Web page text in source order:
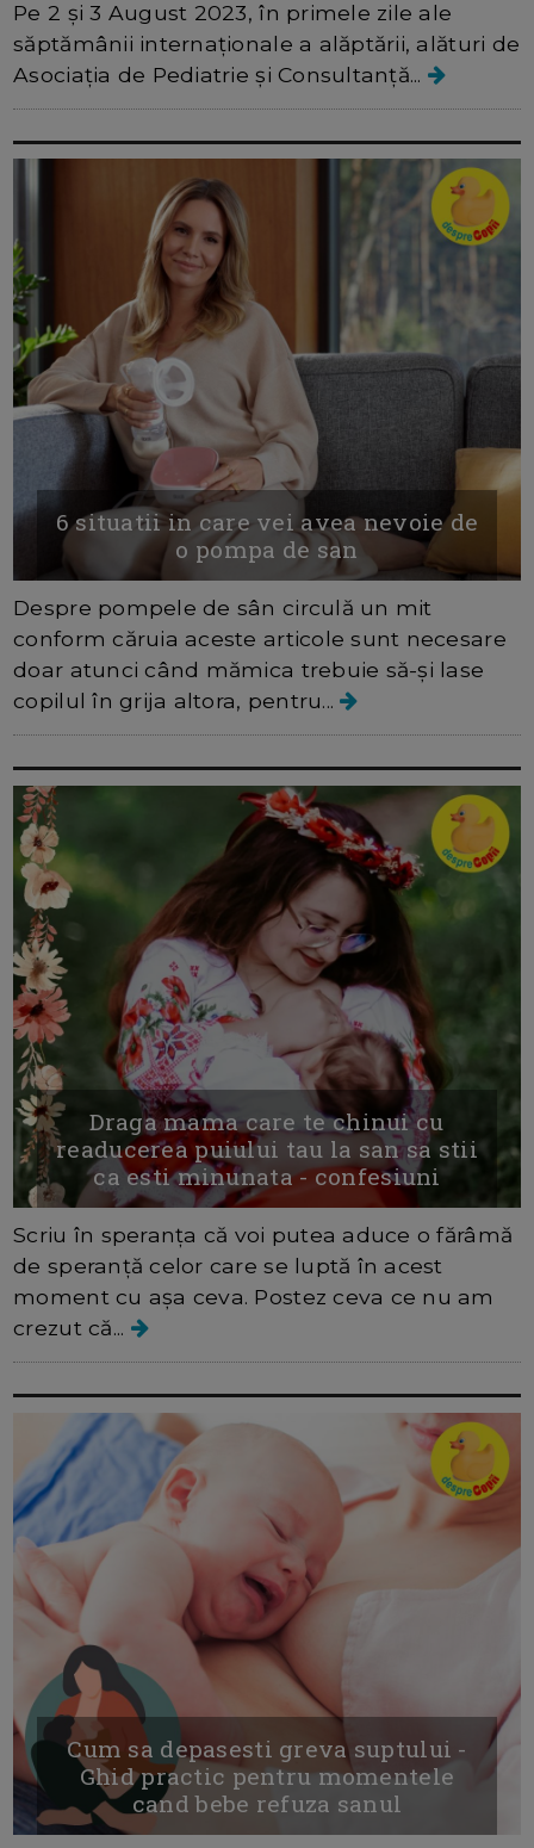
Pe 2 și 3 August 2023, în primele zile ale
săptămânii internaționale a alăptării, alături de
Asociația de Pediatrie și Consultanță...
6 situatii in care vei avea nevoie de
o pompa de san
Despre pompele de sân circulă un mit
conform căruia aceste articole sunt necesare
doar atunci când mămica trebuie să-și lase
copilul în grija altora, pentru...
Draga mama care te chinui cu
readucerea puiului tau la san sa stii
ca esti minunata - confesiuni
Scriu în speranța că voi putea aduce o fărâmă
de speranță celor care se luptă în acest
moment cu așa ceva. Postez ceva ce nu am
crezut că...
Cum sa depasesti greva suptului -
Ghid practic pentru momentele
cand bebe refuza sanul